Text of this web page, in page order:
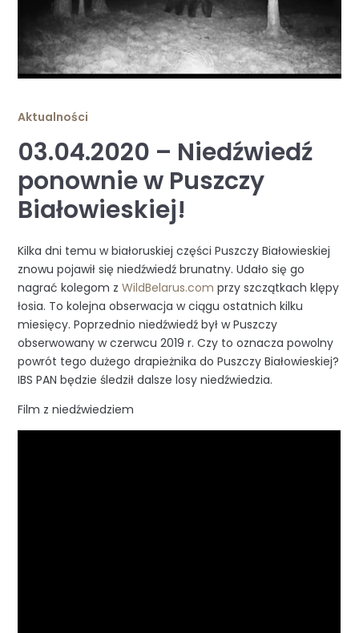
Aktualności
03.04.2020 – Niedźwiedź
ponownie w Puszczy
Białowieskiej!
Kilka dni temu w białoruskiej części Puszczy Białowieskiej
znowu pojawił się niedźwiedź brunatny. Udało się go
nagrać kolegom zWildBelarus.com przy szczątkach klępy
łosia. To kolejna obserwacja w ciągu ostatnich kilku
miesięcy. Poprzednio niedźwiedź był w Puszczy
obserwowany w czerwcu 2019 r. Czy to oznacza powolny
powrót tego dużego drapieżnika do Puszczy Białowieskiej?
IBS PAN będzie śledził dalsze losy niedźwiedzia.
Film z niedźwiedziem